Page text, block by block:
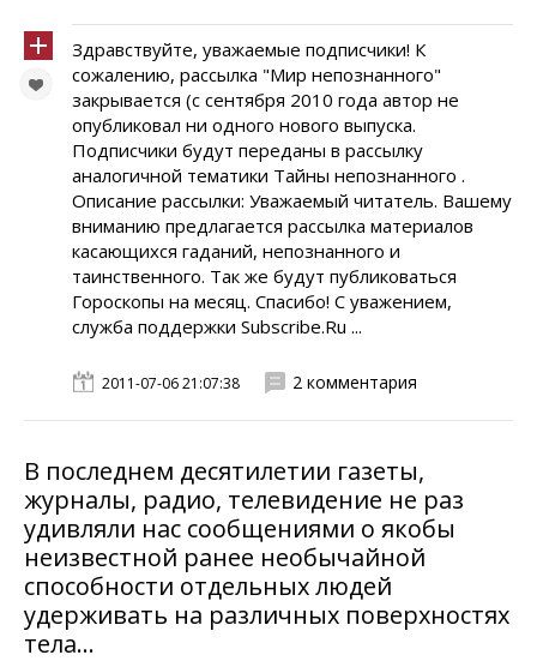
Здравствуйте, уважаемые подписчики! К
сожалению, рассылка "Мир непознанного"
закрывается (с сентября 2010 года автор не
опубликовал ни одного нового выпуска.
Подписчики будут переданы в рассылку
аналогичной тематики Тайны непознанного .
Описание рассылки: Уважаемый читатель. Вашему
вниманию предлагается рассылка материалов
касающихся гаданий, непознанного и
таинственного. Так же будут публиковаться
Гороскопы на месяц. Спасибо! С уважением,
служба поддержки Subscribe.Ru ...
2011-07-06 21:07:38 2 комментария
В последнем десятилетии газеты,
журналы, радио, телевидение не раз
удивляли нас сообщениями о якобы
неизвестной ранее необычайной
способности отдельных людей
удерживать на различных поверхностях
тела...